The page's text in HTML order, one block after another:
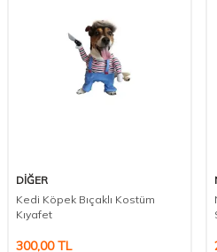
DİĞER
Kedi Köpek Bıçaklı Kostüm
Kıyafet
300,00TL